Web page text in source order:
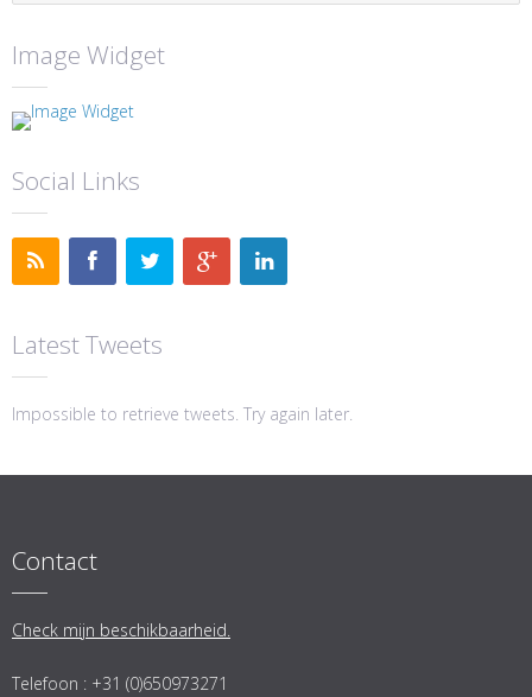
Image Widget
Social Links
Latest Tweets
Impossible to retrieve tweets. Try again later.
Contact
Check mijn beschikbaarheid.
Telefoon : +31 (0)650973271